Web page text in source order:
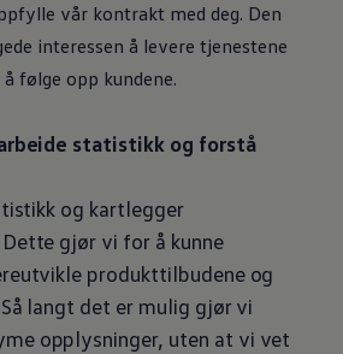
vår kontrakt med deg. Den
interessen å levere tjenestene
følge opp kundene.
statistikk og forstå
og kartlegger
gjør vi for å kunne
produkttilbudene og
langt det er mulig gjør vi
opplysninger, uten at vi vet